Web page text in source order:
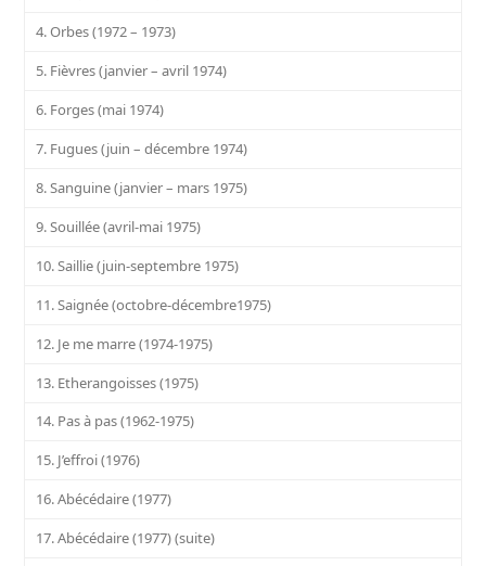
4. Orbes (1972 – 1973)
5. Fièvres (janvier – avril 1974)
6. Forges (mai 1974)
7. Fugues (juin – décembre 1974)
8. Sanguine (janvier – mars 1975)
9. Souillée (avril-mai 1975)
10. Saillie (juin-septembre 1975)
11. Saignée (octobre-décembre1975)
12. Je me marre (1974-1975)
13. Etherangoisses (1975)
14. Pas à pas (1962-1975)
15. J’effroi (1976)
16. Abécédaire (1977)
17. Abécédaire (1977) (suite)